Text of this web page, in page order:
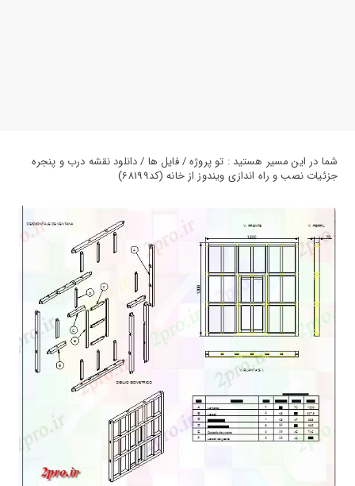
شما در این مسیر هستید : تو پروژه / فایل ها / دانلود نقشه درب و پنجره
جزئیات نصب و راه اندازی ویندوز از خانه (کد68199)